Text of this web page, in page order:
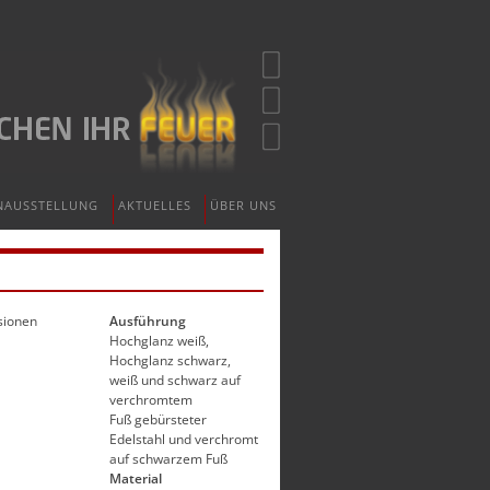
AKTUELLES ÜBER UNS
Ausführung
​Hochglanz weiß,
Hochglanz schwarz,
weiß und schwarz auf
verchromtem
Fuß gebürsteter
Edelstahl und verchromt
auf schwarzem Fuß
Material